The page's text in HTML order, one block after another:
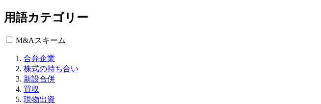
用語カテゴリー
M&Aスキーム
合弁企業
株式の持ち合い
新設合併
買収
現物出資